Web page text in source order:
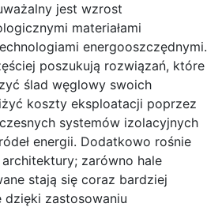
jest wzrost
materiałami
energooszczędnymi.
poszukują rozwiązań, które
ślad węglowy swoich
koszty eksploatacji poprzez
systemów izolacyjnych
energii. Dodatkowo rośnie
zarówno hale
stają się coraz bardziej
dzięki zastosowaniu